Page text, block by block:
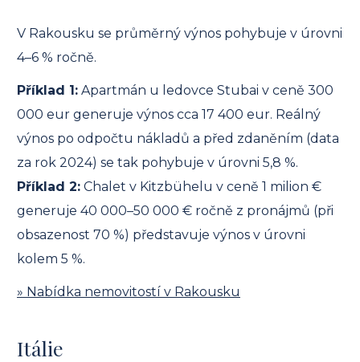
V Rakousku se průměrný výnos pohybuje v úrovni
4–6 % ročně.
Příklad 1: Apartmán u ledovce Stubai v ceně 300
000 eur generuje výnos cca 17 400 eur. Reálný
výnos po odpočtu nákladů a před zdaněním (data
za rok 2024) se tak pohybuje v úrovni 5,8 %.
Příklad 2: Chalet v Kitzbühelu v ceně 1 milion €
generuje 40 000–50 000 € ročně z pronájmů (při
obsazenost 70 %) představuje výnos v úrovni
kolem 5 %.
» Nabídka nemovitostí v Rakousku
Itálie